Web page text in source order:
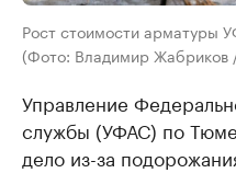
Рост стоимости арматуры
(Фото: Владимир Жабриков
Управление
службы (УФАС) по
дело из-за